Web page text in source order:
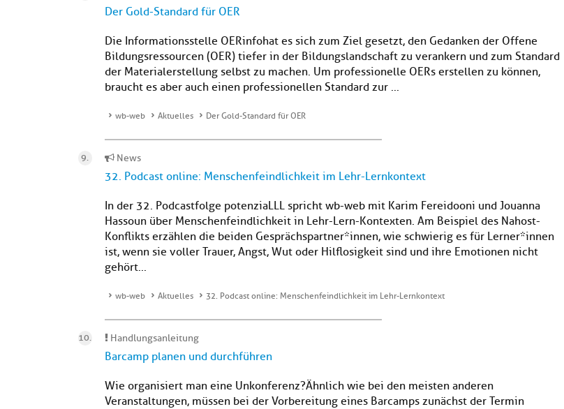
Der Gold-Standard für OER
Die Informationsstelle OERinfo hat es sich zum Ziel gesetzt, den Gedanken der Offene
Bildungsressourcen (OER) tiefer in der Bildungslandschaft zu verankern und zum Standard
der Materialerstellung selbst zu machen. Um professionelle OERs erstellen zu können,
braucht es aber auch einen professionellen Standard zur ...
wb-web Aktuelles Der Gold-Standard für OER
News
32. Podcast online: Menschenfeindlichkeit im Lehr-Lernkontext
In der 32. Podcastfolge potenziaLLL spricht wb-web mit Karim Fereidooni und Jouanna
Hassoun über Menschenfeindlichkeit in Lehr-Lern-Kontexten. Am Beispiel des Nahost-
Konflikts erzählen die beiden Gesprächspartner*innen, wie schwierig es für Lerner*innen
ist, wenn sie voller Trauer, Angst, Wut oder Hilflosigkeit sind und ihre Emotionen nicht
gehört...
wb-web Aktuelles 32. Podcast online: Menschenfeindlichkeit im Lehr-Lernkontext
Handlungsanleitung
Barcamp planen und durchführen
Wie organisiert man eine Unkonferenz?Ähnlich wie bei den meisten anderen
Veranstaltungen, müssen bei der Vorbereitung eines Barcamps zunächst der Termin